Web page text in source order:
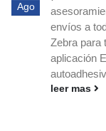
Ago
envíos a
Zebra para
aplicación
leer mas